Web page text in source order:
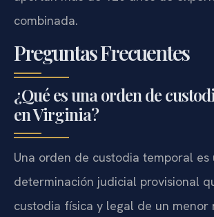
combinada.
Preguntas Frecuentes
¿Qué es una orden de
en Virginia?
Una orden de custodia temporal es
determinación judicial provisional
custodia física y legal de un menor